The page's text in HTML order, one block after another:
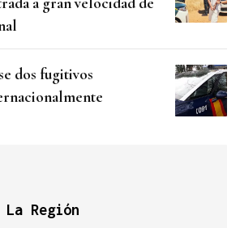
dos fugitivos
Región